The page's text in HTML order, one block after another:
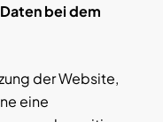
bei dem
der Website,
eine